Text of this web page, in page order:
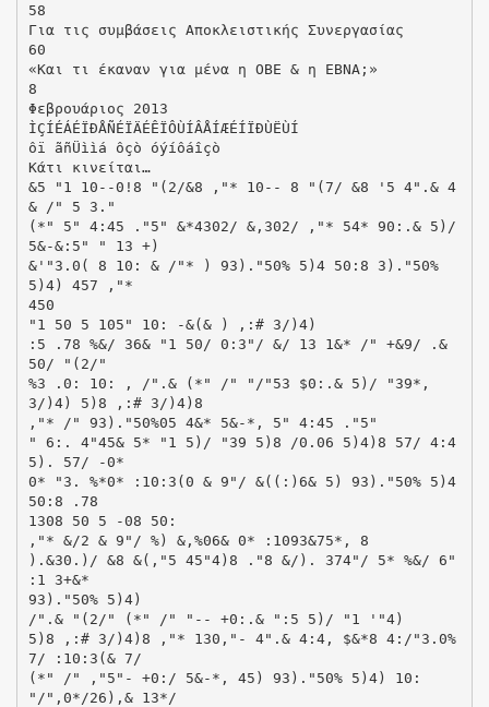
58
Για τις συμβάσεις Αποκλειστικής Συνεργασίας
60
«Και τι έκαναν για μένα η ΟΒΕ & η ΕΒΝΑ;»
8
Φεβρουάριος 2013
ÌÇÍÉÁÉÏ­ÐÅÑÉÏÄÉÊÏ­ÔÙÍ­ÂÅÍÆÉÍÏÐÙËÙÍ­
ôï ãñÜììá ôçò óýíôáîçò
Κάτι κινείται…
&5 "1 10--0!8 "(2/&8 ,"* 10-- 8 "(7/ &8 '5 4".& 4
& /" 5 3."
(*" 5" 4:45 ."5" &*4302/ &,302/ ,"* 54* 90:.& 5)/
5&-&:5" " 13 +)
&'"3.0( 8 10: & /"* ) 93)."50% 5)4 50:8 3)."50%
5)4) 457 ,"*
450
"1 50 5 105" 10: -&(& ) ,:# 3/)4)
:5 .78 %&/ 36& "1 50/ 0:3"/ &/ 13 1&* /" +&9/ .&
50/ "(2/"
%3 .0: 10: , /".& (*" /" "/"53 $0:.& 5)/ "39*,
3/)4) 5)8 ,:# 3/)4)8
,"* /" 93)."50%05 4&* 5&-*, 5" 4:45 ."5"
" 6:. 4"45& 5* "1 5)/ "39 5)8 /0.06 5)4)8 57/ 4:4
5). 57/ -0*
0* "3. %*0* :10:3(0 & 9"/ &((:)6& 5) 93)."50% 5)4
50:8 .78
1308 50 5 -08 50:
,"* &/2 & 9"/ %) &,%06& 0* :1093&75*, 8
).&30.)/ &8 &(,"5 45"4)8 ."8 &/). 374"/ 5* %&/ 6"
:1 3+&*
93)."50% 5)4)
/".& "(2/" (*" /" "-- +0:.& ":5 5)/ "1 '"4)
5)8 ,:# 3/)4)8 ,"* 130,"- 4".& 4:4, $&*8 4:/"3.0%
7/ :10:3(& 7/
(*" /" ,"5"- +0:/ 5&-*, 45) 93)."50% 5)4) 10:
"/",0*/26),& 13*/